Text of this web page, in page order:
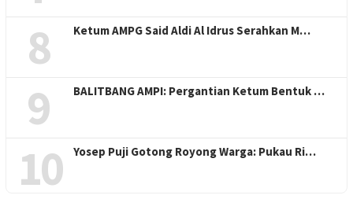
8 Ketum AMPG Said Aldi Al Idrus Serahkan M…
9 BALITBANG AMPI: Pergantian Ketum Bentuk …
10 Yosep Puji Gotong Royong Warga: Pukau Ri…